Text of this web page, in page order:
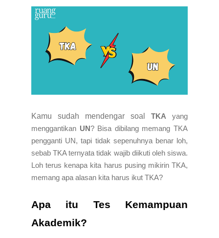
Kamu sudah mendengar soal TKA yang
menggantikan UN? Bisa dibilang memang TKA
pengganti UN, tapi tidak sepenuhnya benar loh,
sebab TKA ternyata tidak wajib diikuti oleh siswa.
Loh terus kenapa kita harus pusing mikirin TKA,
memang apa alasan kita harus ikut TKA?
Apa itu Tes Kemampuan
Akademik?